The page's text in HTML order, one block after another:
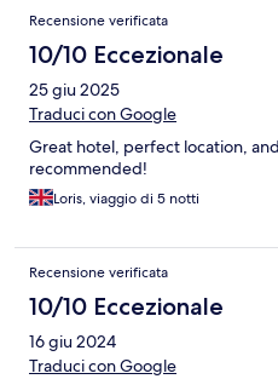
Recensione verificata
10/10 Eccezionale
25 giu 2025
Traduci con Google
Great hotel, perfect location,
recommended!
Loris, viaggio di 5 notti
Recensione verificata
10/10 Eccezionale
16 giu 2024
Traduci con Google